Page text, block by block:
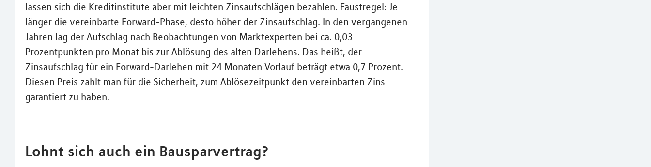
lassen sich die Kreditinstitute aber mit leichten Zinsaufschlägen bezahlen. Faustregel: Je
länger die vereinbarte Forward-Phase, desto höher der Zinsaufschlag. In den vergangenen
Jahren lag der Aufschlag nach Beobachtungen von Marktexperten bei ca. 0,03
Prozentpunkten pro Monat bis zur Ablösung des alten Darlehens. Das heißt, der
Zinsaufschlag für ein Forward-Darlehen mit 24 Monaten Vorlauf beträgt etwa 0,7 Prozent.
Diesen Preis zahlt man für die Sicherheit, zum Ablösezeitpunkt den vereinbarten Zins
garantiert zu haben.
Lohnt sich auch ein Bausparvertrag?